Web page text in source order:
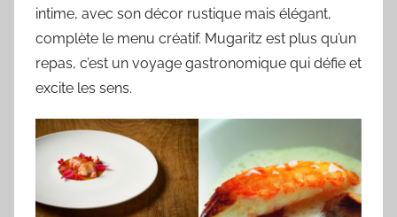
intime, avec son décor rustique mais élégant,
complète le menu créatif. Mugaritz est plus qu’un
repas, c’est un voyage gastronomique qui défie et
excite les sens.